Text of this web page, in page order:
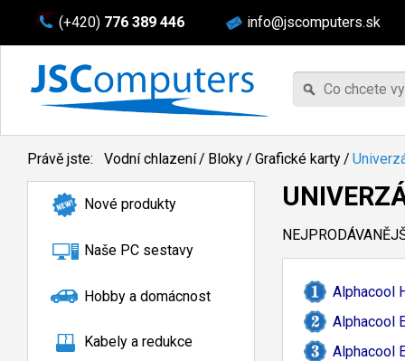
(+420) 776 389 446 info@jscomputers.sk
Právě jste: Vodní chlazení/ Bloky/ Grafické karty/
Nové produkty
Naše PC sestavy
Hobby a domácnost
Kabely a redukce
Alphacool
Alphacool
Alphacool